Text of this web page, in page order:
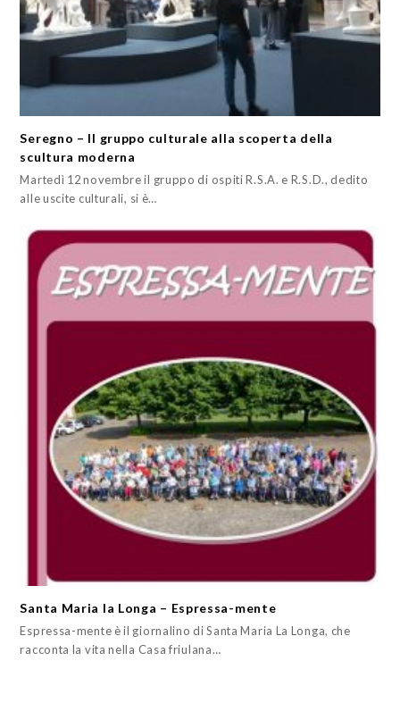
Seregno – Il gruppo culturale alla scoperta della
scultura moderna
Martedì 12 novembre il gruppo di ospiti R.S.A. e R.S.D., dedito
alle uscite culturali, si è…
Santa Maria la Longa – Espressa-mente
Espressa-mente è il giornalino di Santa Maria La Longa, che
racconta la vita nella Casa friulana…